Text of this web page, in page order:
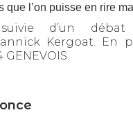
que l’on puisse en rire
suivie d’un
Kergoat. En
GENEVOIS.